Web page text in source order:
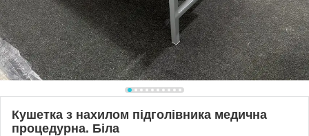
Кушетка з нахилом підголівника медична
процедурна. Біла